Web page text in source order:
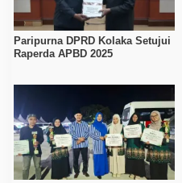
Paripurna DPRD Kolaka Setujui
Raperda APBD 2025